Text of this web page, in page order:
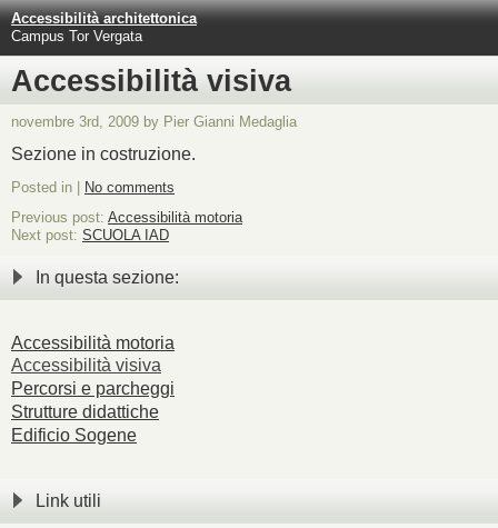
Accessibilità architettonica
Campus Tor Vergata
Accessibilità visiva
novembre 3rd, 2009 by Pier Gianni Medaglia
Sezione in costruzione.
Posted in |
No comments
Previous post: Accessibilità motoria
Next post: SCUOLA IAD
In questa sezione:
Accessibilità motoria
Accessibilità visiva
Percorsi e parcheggi
Strutture didattiche
Edificio Sogene
Link utili